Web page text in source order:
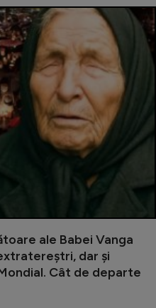
ale Babei Vanga
dar și
Cât de departe